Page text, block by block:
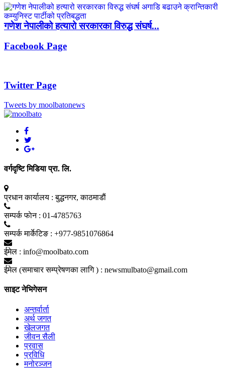
गणेश नेपालीको हत्यारो सरकारका विरुद्ध संघर्ष...
Facebook Page
Twitter Page
Tweets by moolbatonews
वर्गदृष्टि मिडिया प्रा. लि.
प्रधान कार्यालय : बुद्धनगर, काठमाडाैं
सम्पर्क फाेन : 01-4785763
सम्पर्क मार्केटिङ : +977-9851076864
ईमेल : info@moolbato.com
ईमेल (समाचार सम्प्रेषणका लागि ) : newsmulbato@gmail.com
साइट नेभिगेसन
अन्तर्वार्ता
अर्थ जगत
खेलजगत
जीवन सैली
प्रवास
प्रविधि
मनोरञ्जन